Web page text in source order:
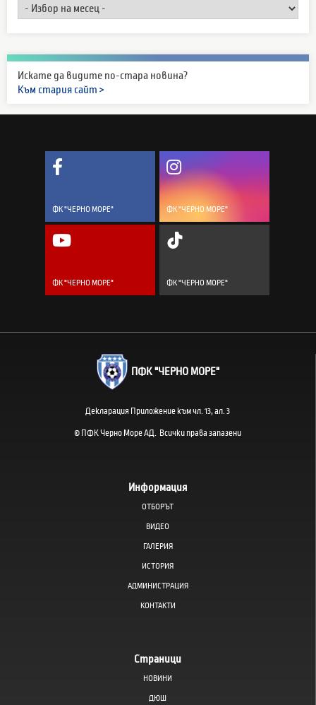
Искате да видите по-стара новина?
Към стария сайт >
ФК "ЧЕРНО МОРЕ" ФК "ЧЕРНО МОРЕ"
ФК "ЧЕРНО МОРЕ" ФК "ЧЕРНО МОРЕ"
ПФК "ЧЕРНО МОРЕ"
Декларация Приложение към чл. 13, ал. 3
© ПФК Черно Море АД. Всички права запазени
Информация
ОТБОРЪТ
ВИДЕО
ГАЛЕРИЯ
ИСТОРИЯ
АДМИНИСТРАЦИЯ
КОНТАКТИ
Страници
НОВИНИ
ДЮШ